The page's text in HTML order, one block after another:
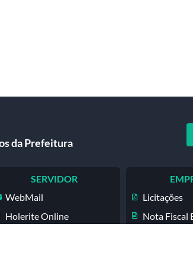
da Prefeitura
SERVIDOR
WebMail
Holerite Online
Licitações
Nota Fiscal